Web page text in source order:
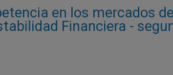
en los mercados
Financiera -